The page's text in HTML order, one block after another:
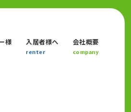
様 入居者様へ
renter
会社概要
company